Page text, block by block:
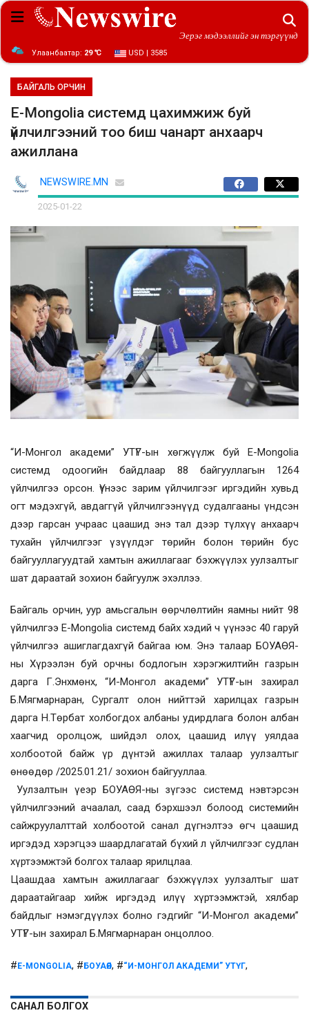
Эерэг мэдээллийг эн тэргүүнд
Улаанбаатар: 29 ℃ USD | 3585
БАЙГАЛЬ ОРЧИН
E-Mongolia системд цахимжиж буй
үйлчилгээний тоо биш чанарт анхаарч
ажиллана
NEWSWIRE.MN
2025-01-22
“И-Монгол академи” УТҮГ-ын хөгжүүлж буй E-Mongolia
системд одоогийн байдлаар 88 байгууллагын 1264
үйлчилгээ орсон. Үүнээс зарим үйлчилгээг иргэдийн хувьд
огт мэдэхгүй, авдаггүй үйлчилгээнүүд судалгааны үндсэн
дээр гарсан учраас цаашид энэ тал дээр түлхүү анхаарч
тухайн үйлчилгээг үзүүлдэг төрийн болон төрийн бус
байгууллагуудтай хамтын ажиллагааг бэхжүүлэх уулзалтыг
шат дараатай зохион байгуулж эхэллээ.
Байгаль орчин, уур амьсгалын өөрчлөлтийн яамны нийт 98
үйлчилгээ E-Mongolia системд байх хэдий ч үүнээс 40 гаруй
үйлчилгээ ашиглагдахгүй байгаа юм. Энэ талаар БОУАӨЯ-
ны Хүрээлэн буй орчны бодлогын хэрэгжилтийн газрын
дарга Г.Энхмөнх, “И-Монгол академи” УТҮГ-ын захирал
Б.Мягмарнаран, Сургалт олон нийттэй харилцах газрын
дарга Н.Төрбат холбогдох албаны удирдлага болон албан
хаагчид оролцож, шийдэл олох, цаашид илүү уялдаа
холбоотой байж үр дүнтэй ажиллах талаар уулзалтыг
өнөөдөр /2025.01.21/ зохион байгууллаа.
Уулзалтын үеэр БОУАӨЯ-ны зүгээс системд нэвтэрсэн
үйлчилгээний ачаалал, саад бэрхшээл болоод системийн
сайжруулалттай холбоотой санал дүгнэлтээ өгч цаашид
иргэдэд хэрэгцээ шаардлагатай бүхий л үйлчилгээг судлан
хүртээмжтэй болгох талаар ярилцлаа.
Цаашдаа хамтын ажиллагааг бэхжүүлэх уулзалтыг шат
дараатайгаар хийж иргэдэд илүү хүртээмжтэй, хялбар
байдлыг нэмэгдүүлэх болно гэдгийг “И-Монгол академи”
УТҮГ-ын захирал Б.Мягмарнаран онцоллоо.
#E-MONGOLIA, #БОУАӨЯ, #“И-МОНГОЛ АКАДЕМИ” УТҮГ,
САНАЛ БОЛГОХ